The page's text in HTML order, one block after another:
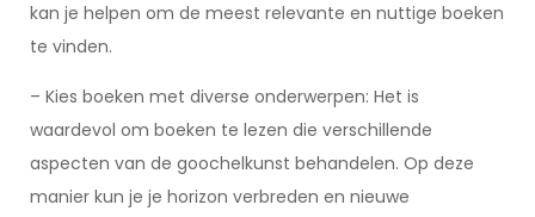
kan je helpen om de meest relevante en nuttige boeken
te vinden.
– Kies boeken met diverse onderwerpen: Het is
waardevol om boeken te lezen die verschillende
aspecten van de goochelkunst behandelen. Op deze
manier kun je je horizon verbreden en nieuwe